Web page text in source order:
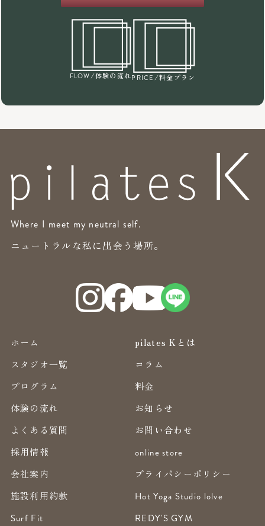
FLOW /体験の流れPRICE /料金プラン
Where I meet my neutral self.
ニュートラルな私に出会う場所。
ホーム
pilates Kとは
スタジオ一覧
コラム
プログラム
料金
体験の流れ
お知らせ
よくある質問
お問い合わせ
採用情報
online store
会社案内
プライバシーポリシー
施設利用約款
Hot Yoga Studio lolve
Surf Fit
REDY'S GYM